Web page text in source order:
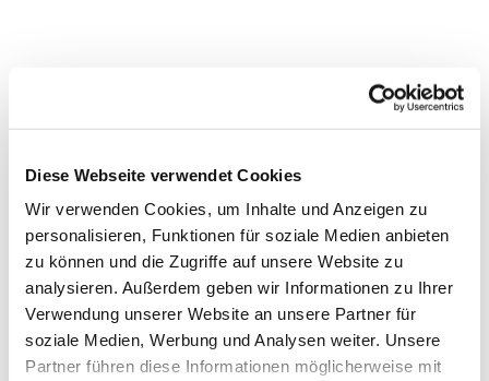
Diese Webseite verwendet Cookies
Wir verwenden Cookies, um Inhalte und Anzeigen zu
personalisieren, Funktionen für soziale Medien anbieten
zu können und die Zugriffe auf unsere Website zu
analysieren. Außerdem geben wir Informationen zu Ihrer
Verwendung unserer Website an unsere Partner für
soziale Medien, Werbung und Analysen weiter. Unsere
Partner führen diese Informationen möglicherweise mit